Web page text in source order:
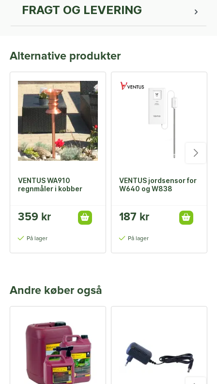
FRAGT OG LEVERING
Alternative produkter
VENTUS WA910
regnmåler i kobber
359 kr
På lager
VENTUS jordsensor for
W640 og W838
187 kr
På lager
Andre køber også